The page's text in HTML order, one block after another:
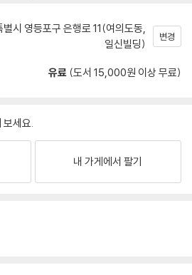
별시 영등포구 은행로 11(여의도동,
일신빌딩)
변경
유료 (도서 15,000원 이상 무료)
보세요.
내 가게에서 팔기